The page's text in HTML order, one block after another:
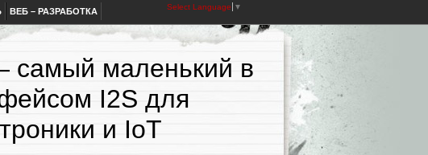
ВЕБ – РАЗРАБОТКА Select Language ▼
самый маленький в
I2S для
и IoT